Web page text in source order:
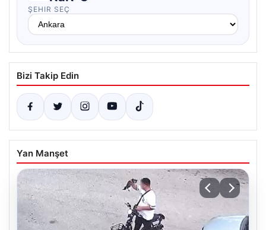
ŞEHIR SEÇ
Bizi Takip Edin
Yan Manşet